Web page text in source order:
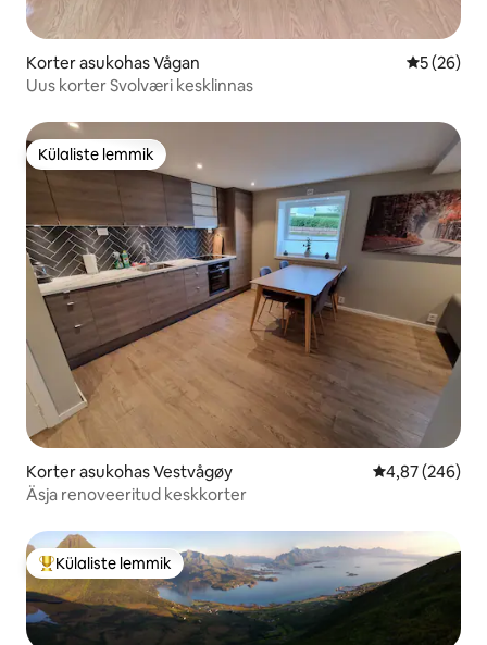
Korter asukohas Vågan Keskmine
5 (26)
Uus korter Svolværi kesklinnas
Külaliste lemmik
Külaliste lemmik
Korter asukohas Vestvågøy Keskmine
4,87 (246)
Äsja renoveeritud keskkorter
Külaliste suur lemmik
Külaliste lemmik